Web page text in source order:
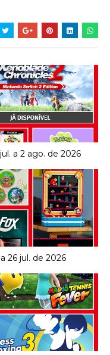
a 2 ago. de 2026
26 jul. de 2026